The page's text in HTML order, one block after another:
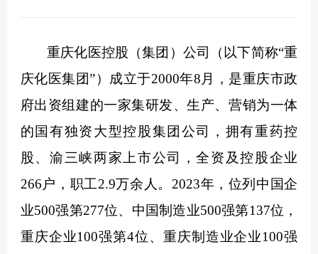
重庆化医控股（集团）公司（以下简称“重
庆化医集团”）成立于2000年8月，是重庆市政
府出资组建的一家集研发、生产、营销为一体
的国有独资大型控股集团公司，拥有重药控
股、渝三峡两家上市公司，全资及控股企业
266户，职工2.9万余人。2023年，位列中国企
业500强第277位、中国制造业500强第137位，
重庆企业100强第4位、重庆制造业企业100强